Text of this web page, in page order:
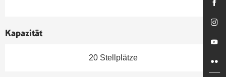
Kapazität
20 Stellplätze